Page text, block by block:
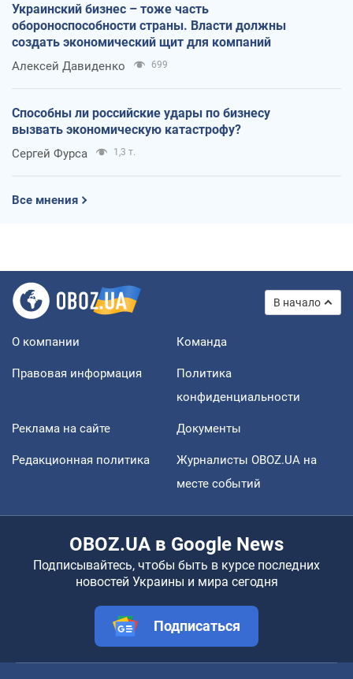
Украинский бизнес – тоже часть
обороноспособности страны. Власти должны
создать экономический щит для компаний
Алексей Давиденко 699
Способны ли российские удары по бизнесу
вызвать экономическую катастрофу?
Сергей Фурса 1,3 т.
Все мнения
В начало
О компании Команда
Правовая информация
Политика
конфиденциальности
Реклама на сайте Документы
Редакционная политика
Журналисты OBOZ.UA на
месте событий
OBOZ.UA в Google News
Подписывайтесь, чтобы быть в курсе последних
новостей Украины и мира сегодня
Подписаться